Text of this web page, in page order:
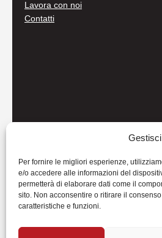
Per fornire le migliori esperienze,
e/o accedere alle informazioni del
permetterà di elaborare dati come il
sito. Non acconsentire o ritirare il
caratteristiche e funzioni.
Lavora con noi
Contatti